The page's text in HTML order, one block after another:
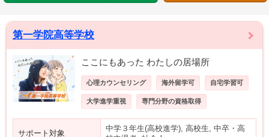
第一学院高等学校
ここにもあった わたしの居場所
心理カウンセリング 海外留学可 自宅学習可
大学進学重視 専門分野の資格取得
サポート対象
中学３年生(高校進学), 高校生, 中卒・高